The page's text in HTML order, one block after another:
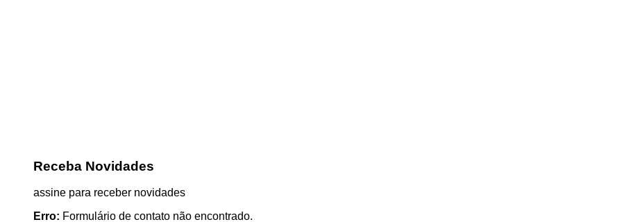
Receba Novidades
assine para receber novidades
Erro: Formulário de contato não encontrado.